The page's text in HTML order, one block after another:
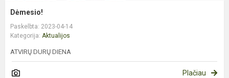
Dėmesio!
Paskelbta: 2023-04-14
Kategorija: Aktualijos
ATVIRŲ DURŲ DIENA
Plačiau